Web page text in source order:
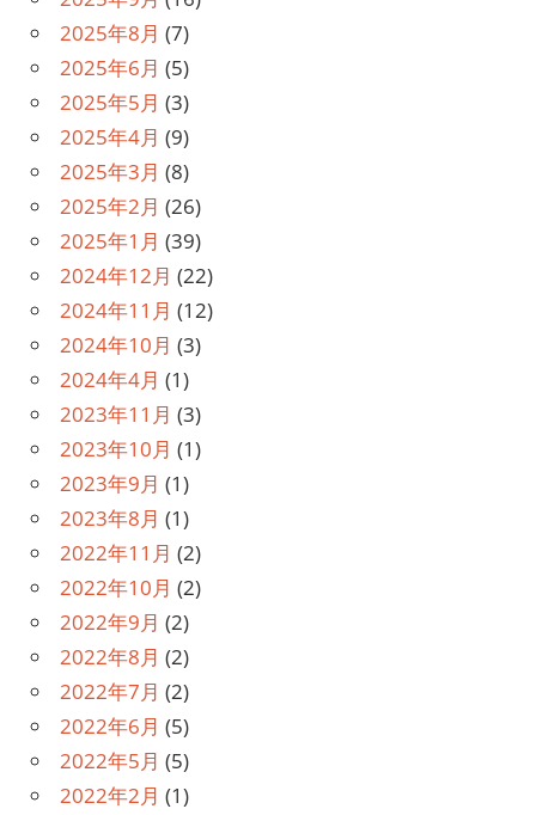
2025年8月 (7)
2025年6月 (5)
2025年5月 (3)
2025年4月 (9)
2025年3月 (8)
2025年2月 (26)
2025年1月 (39)
2024年12月 (22)
2024年11月 (12)
2024年10月 (3)
2024年4月 (1)
2023年11月 (3)
2023年10月 (1)
2023年9月 (1)
2023年8月 (1)
2022年11月 (2)
2022年10月 (2)
2022年9月 (2)
2022年8月 (2)
2022年7月 (2)
2022年6月 (5)
2022年5月 (5)
2022年2月 (1)